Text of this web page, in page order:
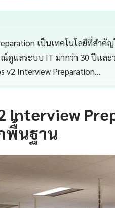
เป็นเทคโนโลยีที่สำคั
ดูแลระบบ IT มากว่า 30 ปีและ
v2 Interview Preparation…
Interview
พื้นฐาน